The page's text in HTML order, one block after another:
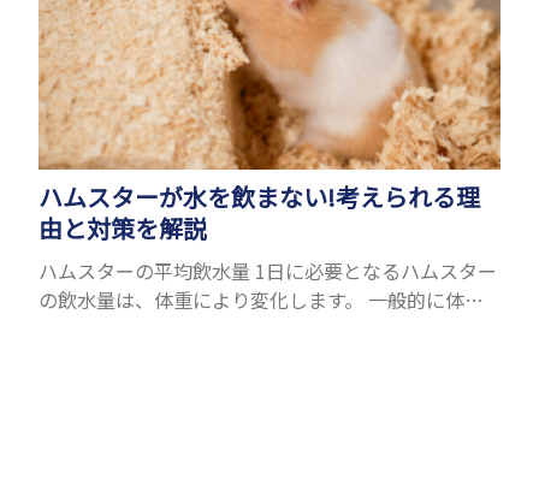
ハムスターが水を飲まない!考えられる理
由と対策を解説
ハムスターの平均飲水量 1日に必要となるハムスター
の飲水量は、体重により変化します。 一般的に体重